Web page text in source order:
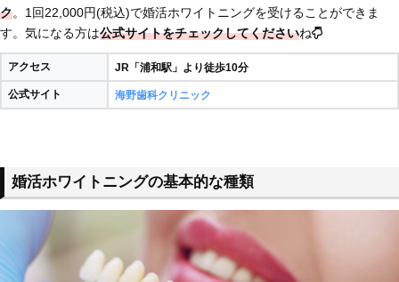
ク。1回22,000円(税込)で婚活ホワイトニングを受けることができま
す。気になる方は公式サイトをチェックしてくださいね
アクセス JR「浦和駅」より徒歩10分
公式サイト 海野歯科クリニック
婚活ホワイトニングの基本的な種類